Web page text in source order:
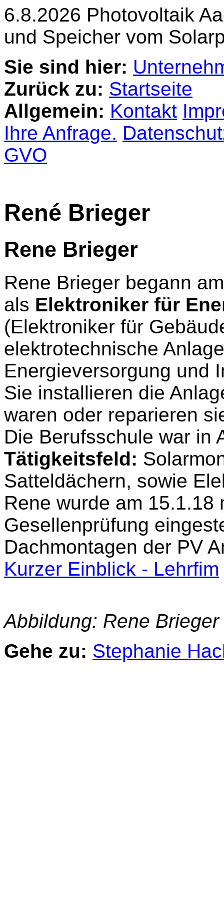
6.8.2026 Photovoltaik
und Speicher vom
Sie sind hier:
Zurück zu: Startseite
Allgemein: Kontakt
Ihre Anfrage.
GVO
René Brieger
Rene Brieger
Rene Brieger begann
als Elektroniker für
(Elektroniker für
elektrotechnische
Energieversorgung und
Sie installieren die
waren oder reparieren
Die Berufsschule war in
Tätigkeitsfeld:
Satteldächern, sowie
Rene wurde am 15.1.18
Gesellenprüfung
Dachmontagen der PV
Kurzer Einblick - Lehrfim
Abbildung: Rene Brieger
Gehe zu: Stephanie